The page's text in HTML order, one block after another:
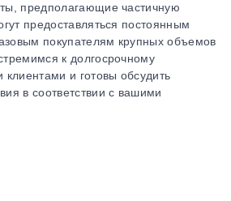
предполагающие частичную
предоставляться постоянным
покупателям крупных объемов
к долгосрочному
и готовы обсудить
в соответствии с вашими